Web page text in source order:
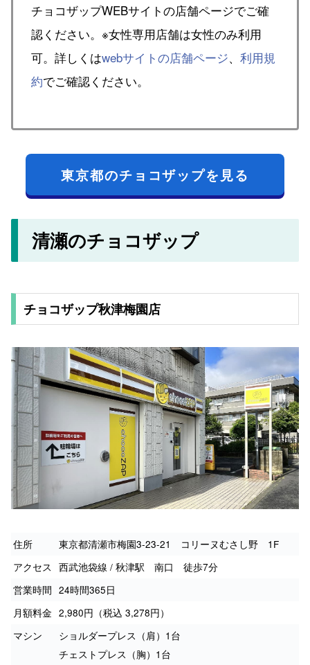
チョコザップWEBサイトの店舗ページでご確
認ください。※女性専用店舗は女性のみ利用
可。詳しくはwebサイトの店舗ページ、 利用規
約でご確認ください。
東京都のチョコザップを見る
清瀬のチョコザップ
チョコザップ秋津梅園店
住所
東京都清瀬市梅園3-23-21 コリーヌむさし野 1F
アクセス 西武池袋線 / 秋津駅 南口 徒歩7分
営業時間 24時間365日
月額料金 2,980円（税込 3,278円）
マシン
ショルダープレス（肩）1台
チェストプレス（胸）1台